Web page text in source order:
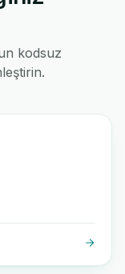
kodsuz